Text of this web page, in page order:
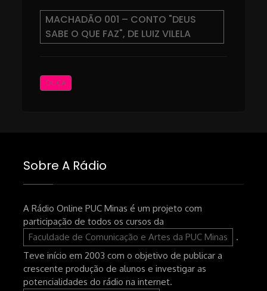
MACHADÃO 001 – CONTO "DEUS
SABE O QUE FAZ", DE LUIZ VILELA
OUÇA
Sobre A Rádio
A Rádio Online PUC Minas é um projeto com
participação de todos os cursos da
Faculdade de Comunicação e Artes da PUC Minas
.
Teve início em 2003 com o objetivo de publicar a
crescente produção de alunos e investigar as
potencialidades do rádio na internet.